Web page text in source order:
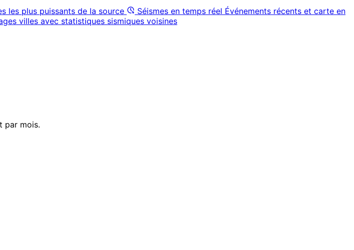
les plus puissants de la source Séismes en temps réel Événements récents et carte en
villes avec statistiques sismiques voisines
par mois.